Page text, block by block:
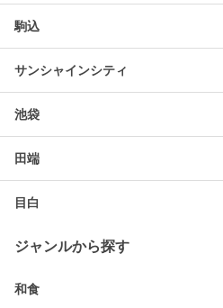
駒込
サンシャインシティ
池袋
田端
目白
ジャンルから探す
和食